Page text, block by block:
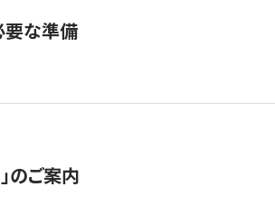
要な準備
のご案内